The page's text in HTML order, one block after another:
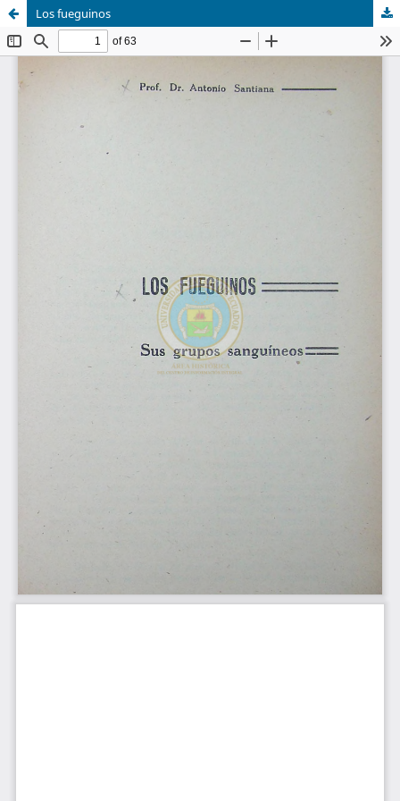
Los fueguinos